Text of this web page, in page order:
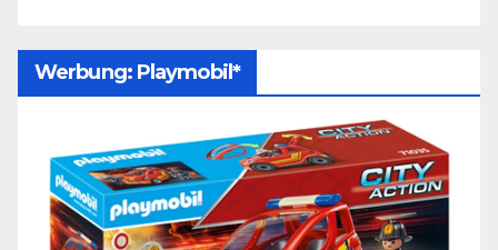
Werbung: Playmobil*